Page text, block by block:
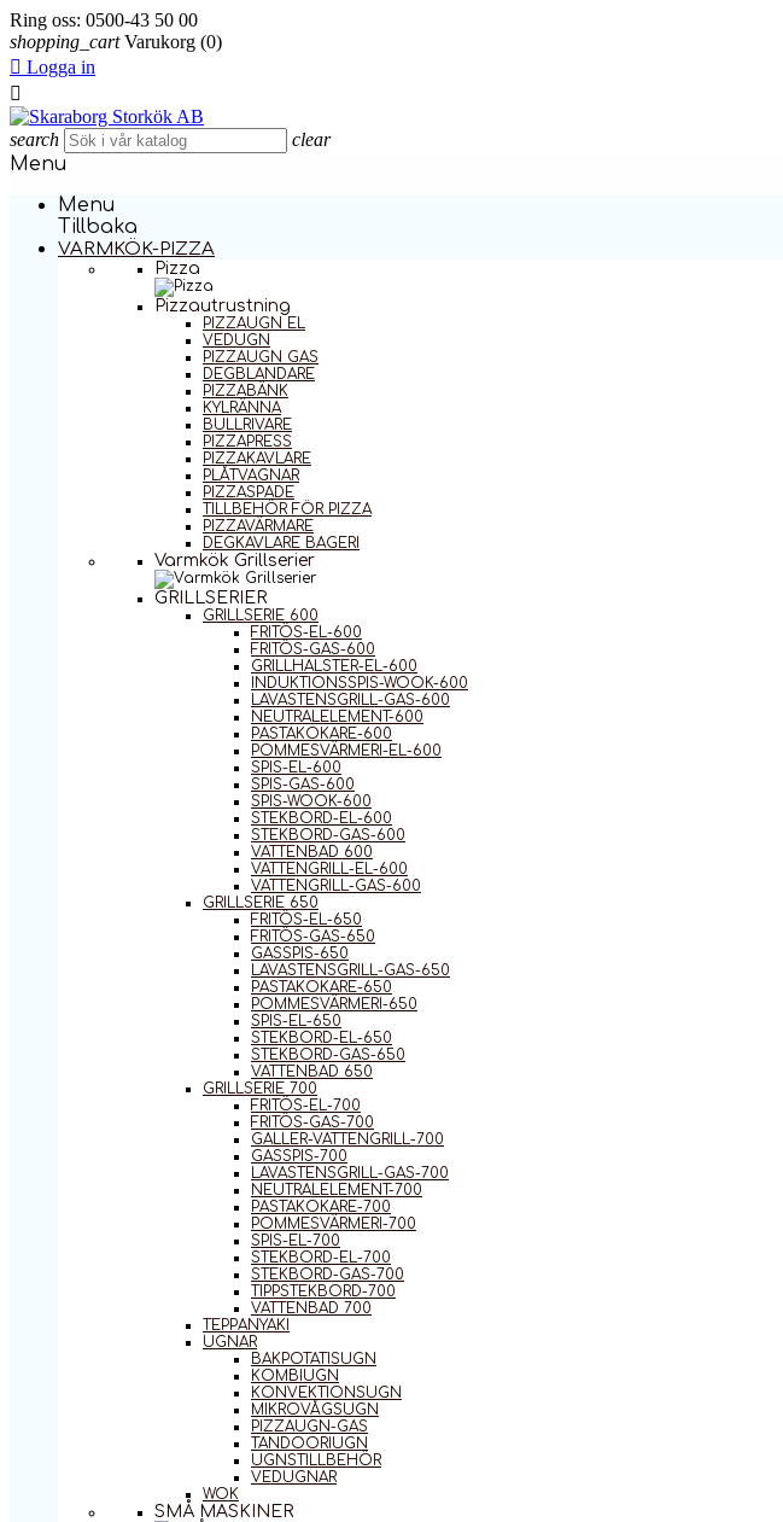
Ring oss: 0500-43 50 00
shopping_cart Varukorg (0)
 Logga in

search clear
Menu
Menu
Tillbaka
VARMKÖK-PIZZA
Pizza
Pizzautrustning
PIZZAUGN EL
VEDUGN
PIZZAUGN GAS
DEGBLANDARE
PIZZABÄNK
KYLRÄNNA
BULLRIVARE
PIZZAPRESS
PIZZAKAVLARE
PLÅTVAGNAR
PIZZASPADE
TILLBEHÖR FÖR PIZZA
PIZZAVÄRMARE
DEGKAVLARE BAGERI
Varmkök Grillserier
GRILLSERIER
GRILLSERIE 600
FRITÖS-EL-600
FRITÖS-GAS-600
GRILLHALSTER-EL-600
INDUKTIONSSPIS-WOOK-600
LAVASTENSGRILL-GAS-600
NEUTRALELEMENT-600
PASTAKOKARE-600
POMMESVÄRMERI-EL-600
SPIS-EL-600
SPIS-GAS-600
SPIS-WOOK-600
STEKBORD-EL-600
STEKBORD-GAS-600
VATTENBAD 600
VATTENGRILL-EL-600
VATTENGRILL-GAS-600
GRILLSERIE 650
FRITÖS-EL-650
FRITÖS-GAS-650
GASSPIS-650
LAVASTENSGRILL-GAS-650
PASTAKOKARE-650
POMMESVÄRMERI-650
SPIS-EL-650
STEKBORD-EL-650
STEKBORD-GAS-650
VATTENBAD 650
GRILLSERIE 700
FRITÖS-EL-700
FRITÖS-GAS-700
GALLER-VATTENGRILL-700
GASSPIS-700
LAVASTENSGRILL-GAS-700
NEUTRALELEMENT-700
PASTAKOKARE-700
POMMESVÄRMERI-700
SPIS-EL-700
STEKBORD-EL-700
STEKBORD-GAS-700
TIPPSTEKBORD-700
VATTENBAD 700
TEPPANYAKI
UGNAR
BAKPOTATISUGN
KOMBIUGN
KONVEKTIONSUGN
MIKROVÅGSUGN
PIZZAUGN-GAS
TANDOORIUGN
UGNSTILLBEHÖR
VEDUGNAR
WOK
SMÅ MASKINER